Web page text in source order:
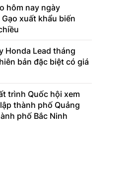
hôm nay ngày
xuất khẩu biến
Honda Lead tháng
bản đặc biệt có giá
trình Quốc hội xem
thành phố Quảng
phố Bắc Ninh